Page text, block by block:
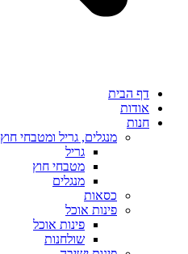
דף הבית
אודות
חנות
מנגלים, גריל ומטבחי חוץ
גריל
מטבחי חוץ
מנגלים
כסאות
פינות אוכל
פינות אוכל
שולחנות